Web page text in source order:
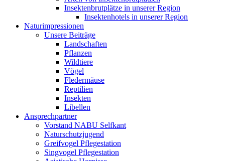
Insektenbrutplätze in unserer Region
Insektenhotels in unserer Region
Naturimpressionen
Unsere Beiträge
Landschaften
Pflanzen
Wildtiere
Vögel
Fledermäuse
Reptilien
Insekten
Libellen
Ansprechpartner
Vorstand NABU Selfkant
Naturschutzjugend
Greifvogel Pflegestation
Singvogel Pflegestation